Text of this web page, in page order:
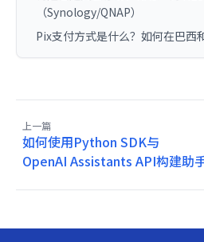
（Synology/QNAP）
Pix支付方式是什么？如何在巴西
上一篇
如何使用Python SDK与
OpenAI Assistants API构建助